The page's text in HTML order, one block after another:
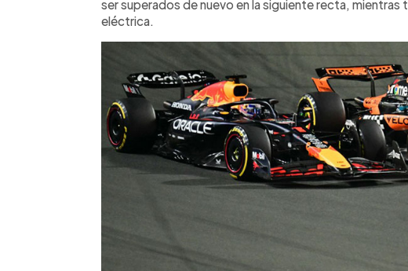
ser superados de nuevo en la siguiente recta, mientras
eléctrica.